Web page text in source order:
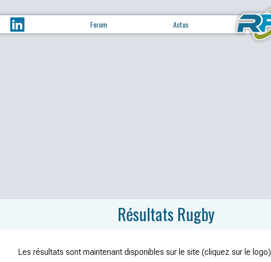
Forum Actus
Résultats Rugby
Les résultats sont maintenant disponibles sur le site (cliquez sur le logo)